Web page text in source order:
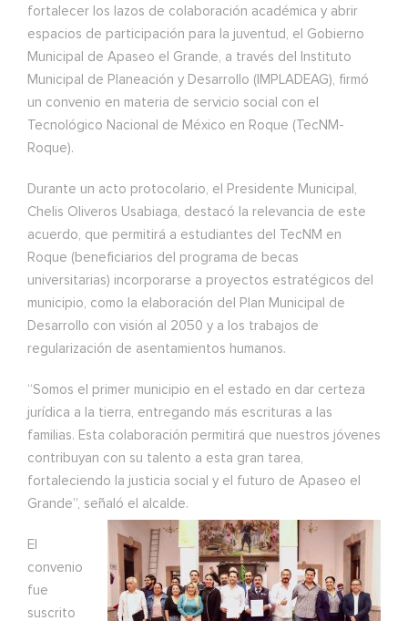
fortalecer los lazos de colaboración académica y abrir
espacios de participación para la juventud, el Gobierno
Municipal de Apaseo el Grande, a través del Instituto
Municipal de Planeación y Desarrollo (IMPLADEAG), firmó
un convenio en materia de servicio social con el
Tecnológico Nacional de México en Roque (TecNM-
Roque).
Durante un acto protocolario, el Presidente Municipal,
Chelis Oliveros Usabiaga, destacó la relevancia de este
acuerdo, que permitirá a estudiantes del TecNM en
Roque (beneficiarios del programa de becas
universitarias) incorporarse a proyectos estratégicos del
municipio, como la elaboración del Plan Municipal de
Desarrollo con visión al 2050 y a los trabajos de
regularización de asentamientos humanos.
“Somos el primer municipio en el estado en dar certeza
jurídica a la tierra, entregando más escrituras a las
familias. Esta colaboración permitirá que nuestros jóvenes
contribuyan con su talento a esta gran tarea,
fortaleciendo la justicia social y el futuro de Apaseo el
Grande”, señaló el alcalde.
El
convenio
fue
suscrito